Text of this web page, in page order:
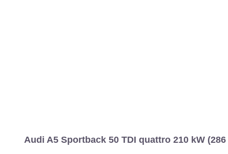
Audi A5 Sportback 50 TDI quattro 210 kW